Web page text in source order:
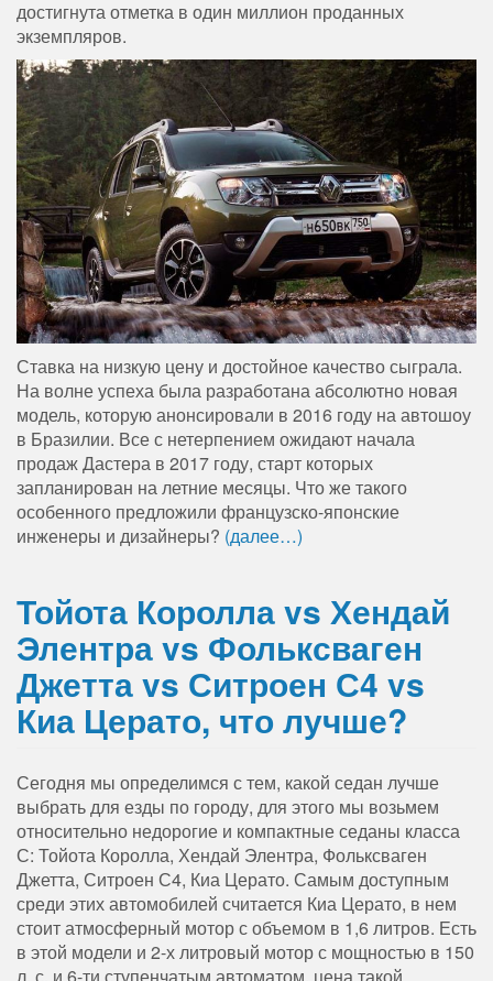
достигнута отметка в один миллион проданных
экземпляров.
Ставка на низкую цену и достойное качество сыграла.
На волне успеха была разработана абсолютно новая
модель, которую анонсировали в 2016 году на автошоу
в Бразилии. Все с нетерпением ожидают начала
продаж Дастера в 2017 году, старт которых
запланирован на летние месяцы. Что же такого
особенного предложили французско-японские
инженеры и дизайнеры? (далее…)
Тойота Королла vs Хендай
Элентра vs Фольксваген
Джетта vs Ситроен С4 vs
Киа Церато, что лучше?
Сегодня мы определимся с тем, какой седан лучше
выбрать для езды по городу, для этого мы возьмем
относительно недорогие и компактные седаны класса
С: Тойота Королла, Хендай Элентра, Фольксваген
Джетта, Ситроен С4, Киа Церато. Самым доступным
среди этих автомобилей считается Киа Церато, в нем
стоит атмосферный мотор с объемом в 1,6 литров. Есть
в этой модели и 2-х литровый мотор с мощностью в 150
л. с. и 6-ти ступенчатым автоматом, цена такой